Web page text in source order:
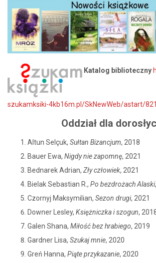
Katalog biblioteczny
szukamksiki-4kb16m.pl/SkNewWeb/astart/821
Oddział dla
Altun Selçuk, Sułtan Bizancjum, 2018
Bauer Ewa, Nigdy nie zapomnę, 2021
Bednarek Adrian, Zły człowiek, 2021
Bielak Sebastian R., Po bezdrożach Alaski
Czornyj Maksymilian, Sezon drugi, 2021
Downer Lesley, Księżniczka i szogun,
Galen Shana, Miłość bez hrabiego, 2019
Gardner Lisa, Szukaj mnie, 2020
Greń Hanna, Piąte przykazanie, 2020